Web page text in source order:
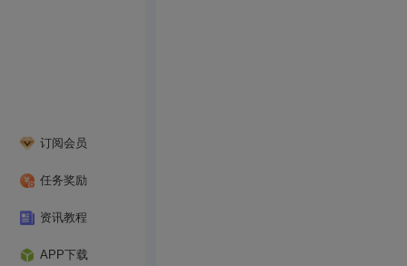
订阅会员
任务奖励
资讯教程
APP下载